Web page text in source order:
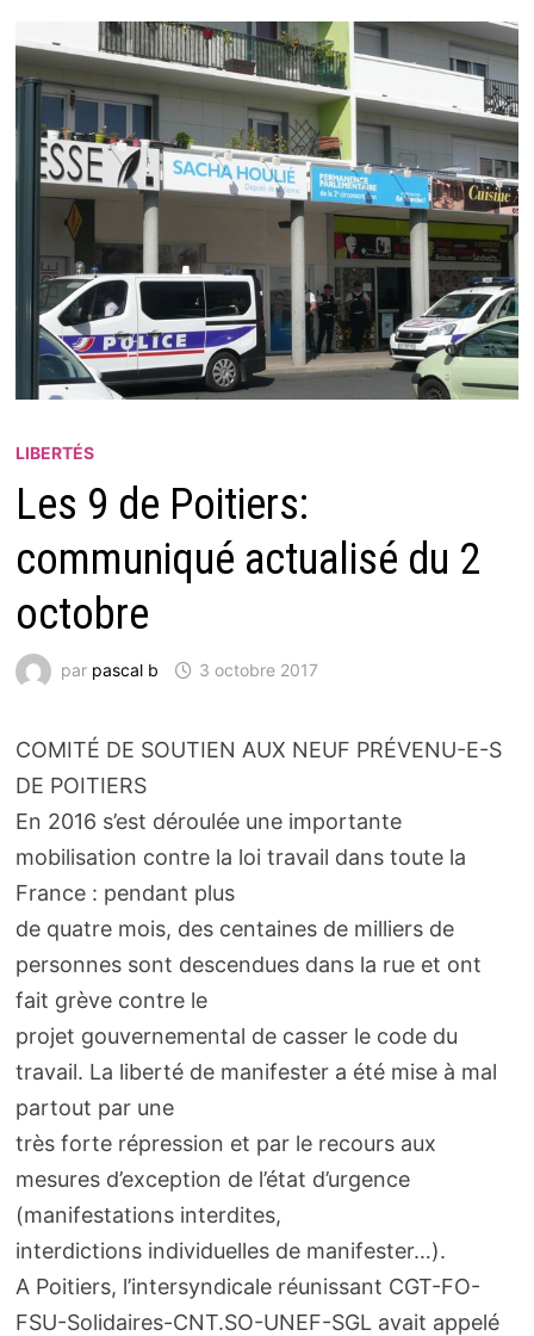
LIBERTÉS
Les 9 de Poitiers:
communiqué actualisé du 2
octobre
par pascal b 3 octobre 2017
COMITÉ DE SOUTIEN AUX NEUF PRÉVENU-E-S
DE POITIERS
En 2016 s’est déroulée une importante
mobilisation contre la loi travail dans toute la
France : pendant plus
de quatre mois, des centaines de milliers de
personnes sont descendues dans la rue et ont
fait grève contre le
projet gouvernemental de casser le code du
travail. La liberté de manifester a été mise à mal
partout par une
très forte répression et par le recours aux
mesures d’exception de l’état d’urgence
(manifestations interdites,
interdictions individuelles de manifester…).
A Poitiers, l’intersyndicale réunissant CGT-FO-
FSU-Solidaires-CNT.SO-UNEF-SGL avait appelé